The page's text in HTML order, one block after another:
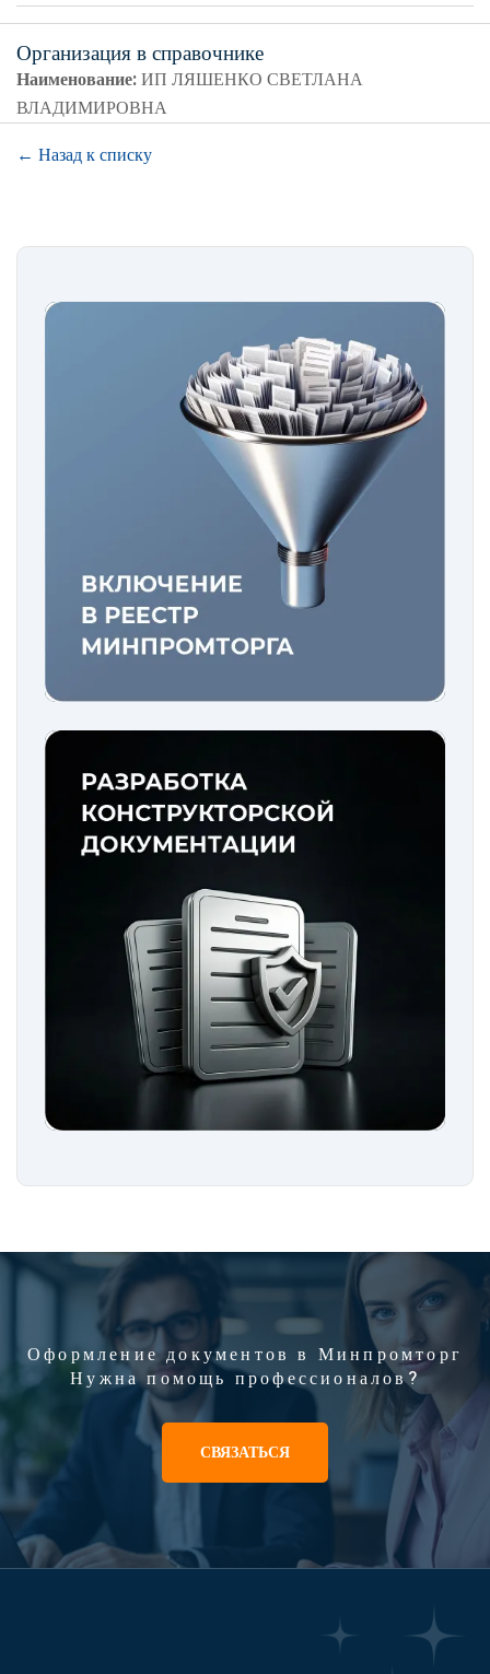
Организация в справочнике
Наименование:ИП ЛЯШЕНКО СВЕТЛАНА
ВЛАДИМИРОВНА
← Назад к списку
Оформление документов в Минпромторг
Нужна помощь профессионалов?
СВЯЗАТЬСЯ